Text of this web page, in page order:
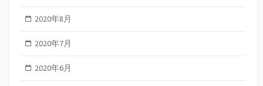
2020年8月
2020年7月
2020年6月